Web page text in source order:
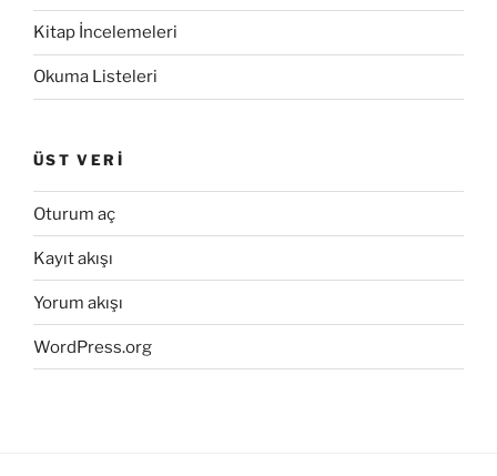
Kitap İncelemeleri
Okuma Listeleri
ÜST VERI
Oturum aç
Kayıt akışı
Yorum akışı
WordPress.org